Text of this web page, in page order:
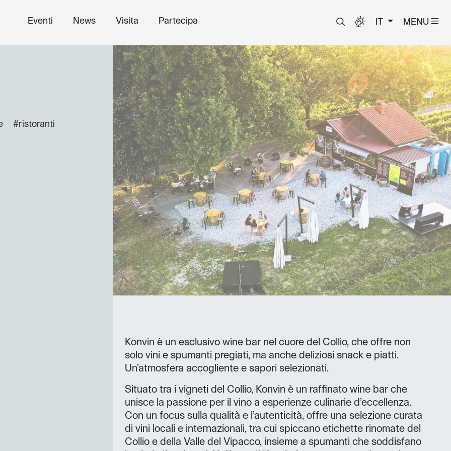
Eventi News Visita Partecipa IT MENU
#ristoranti
Konvin è un esclusivo wine bar nel cuore del Collio, che offre non
solo vini e spumanti pregiati, ma anche deliziosi snack e piatti.
Un’atmosfera accogliente e sapori selezionati.
Situato tra i vigneti del Collio, Konvin è un raffinato wine bar che
unisce la passione per il vino a esperienze culinarie d’eccellenza.
Con un focus sulla qualità e l’autenticità, offre una selezione curata
di vini locali e internazionali, tra cui spiccano etichette rinomate del
Collio e della Valle del Vipacco, insieme a spumanti che soddisfano